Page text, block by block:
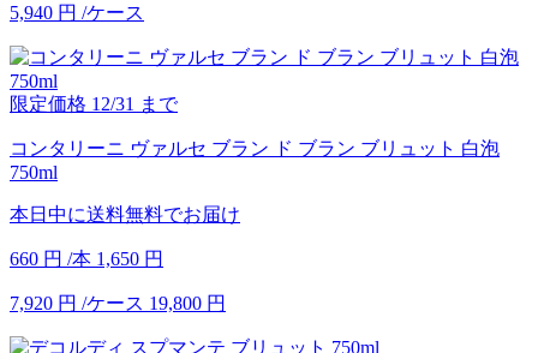
5,940 円 /ケース
限定価格 12/31 まで
コンタリーニ ヴァルセ ブラン ド ブラン ブリュット 白泡
750ml
本日中に送料無料でお届け
660 円 /本 1,650 円
7,920 円 /ケース 19,800 円